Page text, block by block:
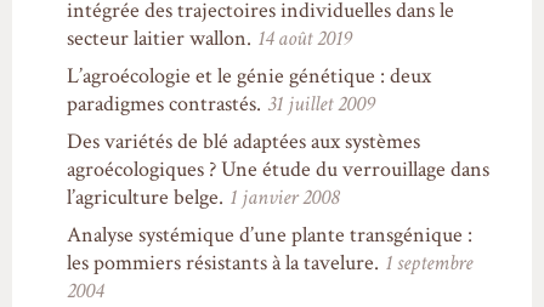
intégrée des trajectoires individuelles dans le
secteur laitier wallon. 14 août 2019
L’agroécologie et le génie génétique : deux
paradigmes contrastés. 31 juillet 2009
Des variétés de blé adaptées aux systèmes
agroécologiques ? Une étude du verrouillage dans
l’agriculture belge. 1 janvier 2008
Analyse systémique d’une plante transgénique :
les pommiers résistants à la tavelure. 1 septembre
2004